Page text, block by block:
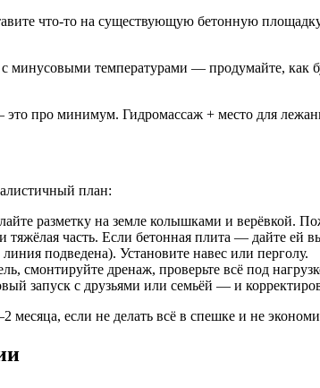
что-то на существующую бетонную
минусовыми температурами — продумайте, как
про минимум. Гидромассаж + место для
план:
разметку на земле колышками и верёвкой.
тяжёлая часть. Если бетонная плита — дайте
подведена). Установите навес или перголу.
смонтируйте дренаж, проверьте всё под
запуск с друзьями или семьёй — и
если не делать всё в спешке и не